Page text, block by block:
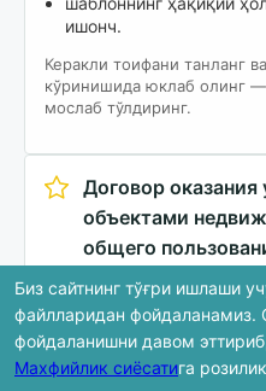
ишонч.
Керакли тоифани танланг
кўринишида юклаб олинг —
мослаб тўлдиринг.
Договор оказания
объектами
общего
Бизнес и партнёрство
Биз сайтнинг тўғри ишлаши
файлларидан фойдаланамиз.
фойдаланишни давом
Махфийлик сиёсатига